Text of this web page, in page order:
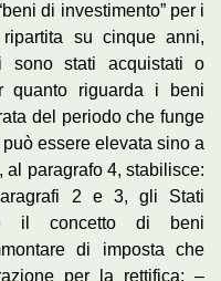
di investimento” per i
su cinque anni,
sono stati acquistati o
quanto riguarda i beni
del periodo che funge
essere elevata sino a
al paragrafo 4, stabilisce:
2 e 3, gli Stati
il concetto di beni
di imposta che
per la rettifica; –